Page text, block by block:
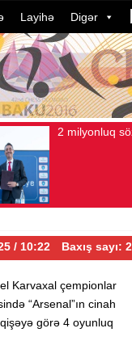
Layihə Digər
Avqust 04,
/ 10:22 Baxış sayı:
Karvaxal çempionlar
“Arsenal”ın cinah
görə 4 oyunluq